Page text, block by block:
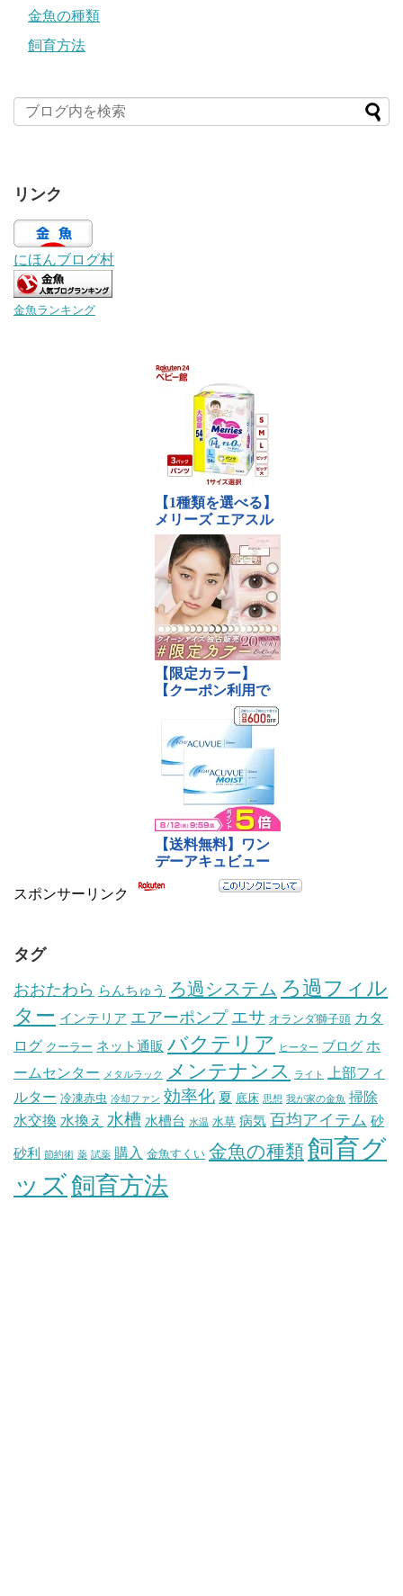
金魚の種類
飼育方法
リンク
にほんブログ村
金魚ランキング
スポンサーリンク
タグ
おおたわら らんちゅう ろ過システム ろ過フィル
ター インテリア エアーポンプ エサ オランダ獅子頭 カタ
ログ クーラー ネット通販 バクテリア ヒーター ブログ ホ
ームセンター メタルラック メンテナンス ライト
上部フィ
ルター 冷凍赤虫 冷却ファン 効率化 夏 底床 思想 我が家の金魚 掃除
水交換 水換え 水槽 水槽台 水温 水草 病気 百均アイテム 砂
砂利 節約術 薬 試薬 購入 金魚すくい 金魚の種類飼育グ
ッズ飼育方法